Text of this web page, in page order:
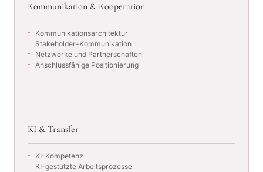
Kommunikation & Kooperation
Kommunikationsarchitektur
Stakeholder-Kommunikation
Netzwerke und Partnerschaften
Anschlussfähige Positionierung
KI & Transfer
KI-Kompetenz
KI-gestützte Arbeitsprozesse